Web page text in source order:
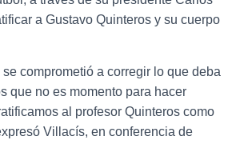
a Gustavo Quinteros y su cuerpo
se comprometió a corregir lo que deba
que no es momento para hacer
al profesor Quinteros como
Villacís, en conferencia de